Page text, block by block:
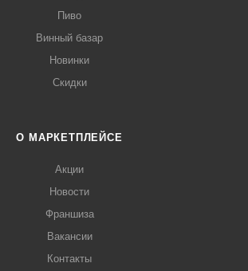
Пиво
Винный базар
Новинки
Скидки
О МАРКЕТПЛЕЙСЕ
Акции
Новости
Франшиза
Вакансии
Контакты